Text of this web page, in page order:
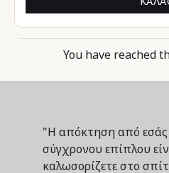
You have reached
"Η απόκτηση από εσάς
σύγχρονου επίπλου
καλωσορίζετε στο